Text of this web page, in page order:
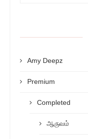
Amy Deepz
Premium
Completed
ஆருவம்